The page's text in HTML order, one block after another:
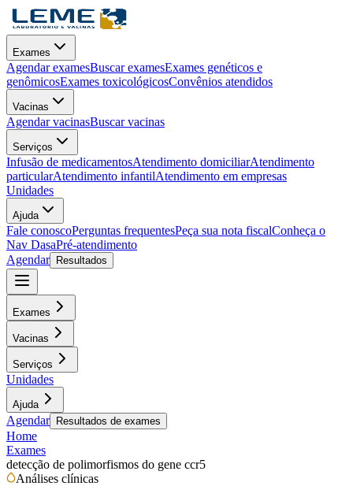
Exames
Agendar examesBuscar examesExames genéticos e
genômicosExames toxicológicosConvênios atendidos
Vacinas
Agendar vacinasBuscar vacinas
Serviços
Infusão de medicamentosAtendimento domiciliarAtendimento
particularAtendimento infantilAtendimento em empresas
Unidades
Ajuda
Fale conoscoPerguntas frequentesPeça sua nota fiscalConheça o
Nav DasaPré-atendimento
Agendar
Resultados
Exames
Vacinas
Serviços
Unidades
Ajuda
Agendar Resultados de exames
Home
Exames
detecção de polimorfismos do gene ccr5
Análises clínicas